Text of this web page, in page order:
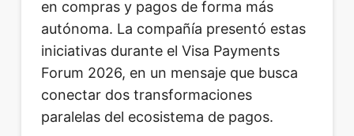
en compras y pagos de forma más
autónoma. La compañía presentó estas
iniciativas durante el Visa Payments
Forum 2026, en un mensaje que busca
conectar dos transformaciones
paralelas del ecosistema de pagos.